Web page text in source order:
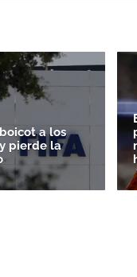
a los
pierde la